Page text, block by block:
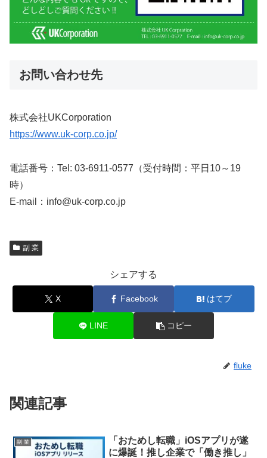
お問い合わせ先
株式会社UKCorporation
https://www.uk-corp.co.jp/
電話番号：Tel: 03-6911-0577（受付時間：平日10～19
時）
E-mail：info@uk-corp.co.jp
副 業
シェアする
X Facebook はてブ
LINE コピー
fluke
関連記事
副 業
「おためし転職」iOSアプリが遂
に爆誕！推し企業で「働き推し」